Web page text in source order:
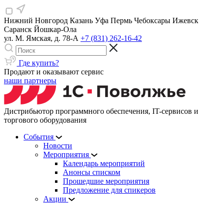
Нижний Новгород Казань Уфа Пермь Чебоксары Ижевск
Саранск Йошкар-Ола
ул. М. Ямская, д. 78-А +7 (831) 262-16-42
Где купить?
Продают и оказывают сервис
наши партнеры
Дистрибьютор программного обеспечения, IT-сервисов и
торгового оборудования
События
Новости
Мероприятия
Календарь мероприятий
Анонсы списком
Прошедшие мероприятия
Предложение для спикеров
Акции